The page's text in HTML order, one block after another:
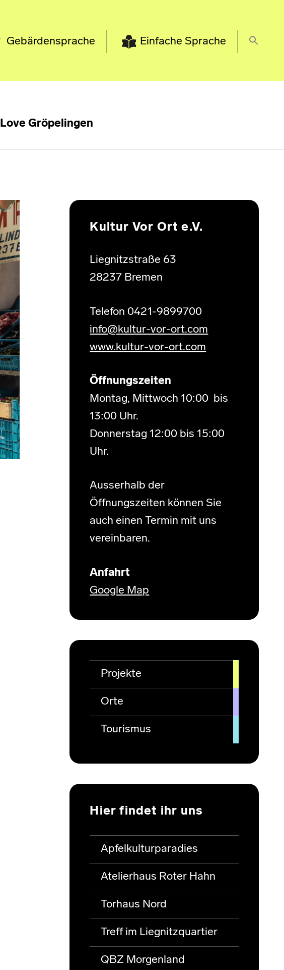
Gebärdensprache Einfache Sprache
Love Gröpelingen
Kultur Vor Ort e.V.
Liegnitzstraße 63
28237 Bremen
Telefon 0421-9899700
info@kultur-vor-ort.com
www.kultur-vor-ort.com
Öffnungszeiten
Montag, Mittwoch 10:00 bis
13:00 Uhr.
Donnerstag 12:00 bis 15:00
Uhr.
Ausserhalb der
Öffnungszeiten können Sie
auch einen Termin mit uns
vereinbaren.
Anfahrt
Google Map
Projekte
Orte
Tourismus
Hier findet ihr uns
Apfelkulturparadies
Atelierhaus Roter Hahn
Torhaus Nord
Treff im Liegnitzquartier
QBZ Morgenland